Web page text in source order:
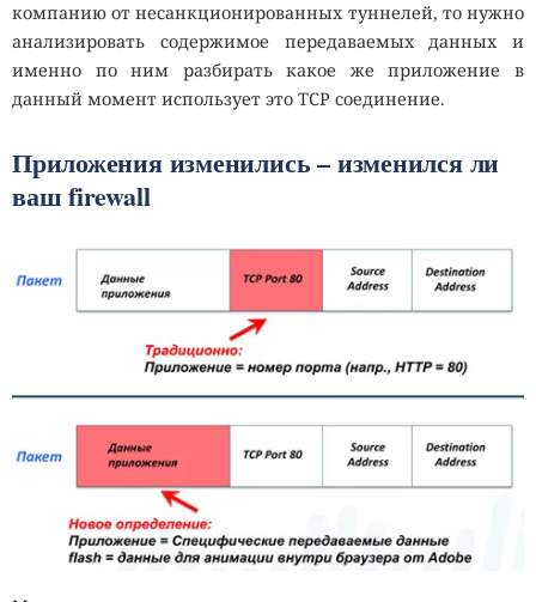
компанию от несанкционированных туннелей, то нужно
анализировать содержимое передаваемых данных и
именно по ним разбирать какое же приложение в
данный момент использует это TCP соединение.
Приложения изменились – изменился ли
ваш firewall